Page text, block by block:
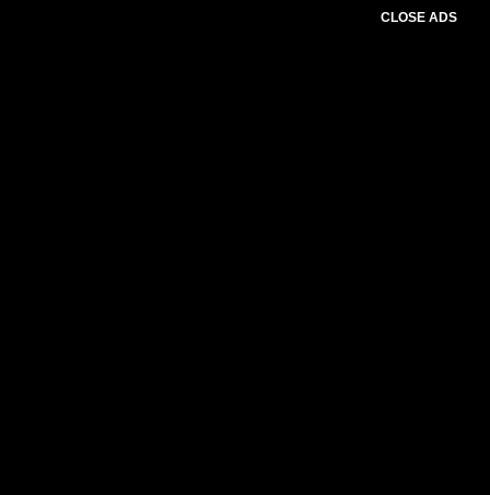
CLOSE ADS